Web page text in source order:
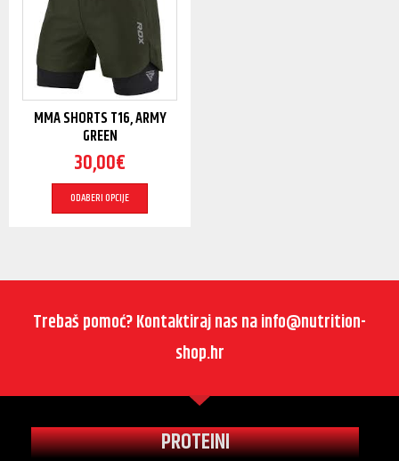
MMA SHORTS T16, ARMY
GREEN
30,00€
ODABERI OPCIJE
Trebaš pomoć? Kontaktiraj nas na info@nutrition-
shop.hr
PROTEINI